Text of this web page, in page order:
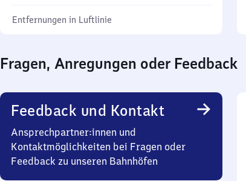
Entfernungen in Luftlinie
Fragen, Anregungen oder Feedback
Feedback und Kontakt
Ansprechpartner:innen und
Kontaktmöglichkeiten bei Fragen oder
Feedback zu unseren Bahnhöfen